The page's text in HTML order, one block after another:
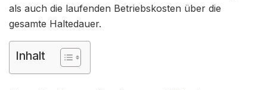
als auch die laufenden Betriebskosten über die
gesamte Haltedauer.
Inhalt